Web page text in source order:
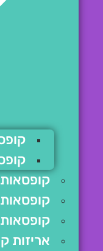
קופסאות
קופסאות
קופסאות
אריזות